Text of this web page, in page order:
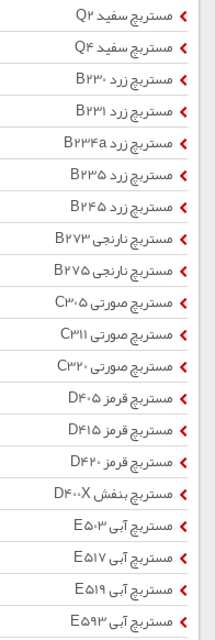
مستربچ سفید Q2
مستربچ سفید Q4
مستربچ زرد B230
مستربچ زرد B231
مستربچ زرد B234a
مستربچ زرد B235
مستربچ زرد B245
مستربچ نارنجی B273
مستربچ نارنجی B275
مستربچ صورتی C305
مستربچ صورتی C311
مستربچ صورتی C320
مستربچ قرمز D405
مستربچ قرمز D415
مستربچ قرمز D420
مستربچ بنفش D400X
مستربچ آبی E503
مستربچ آبی E517
مستربچ آبی E519
مستربچ آبی E593